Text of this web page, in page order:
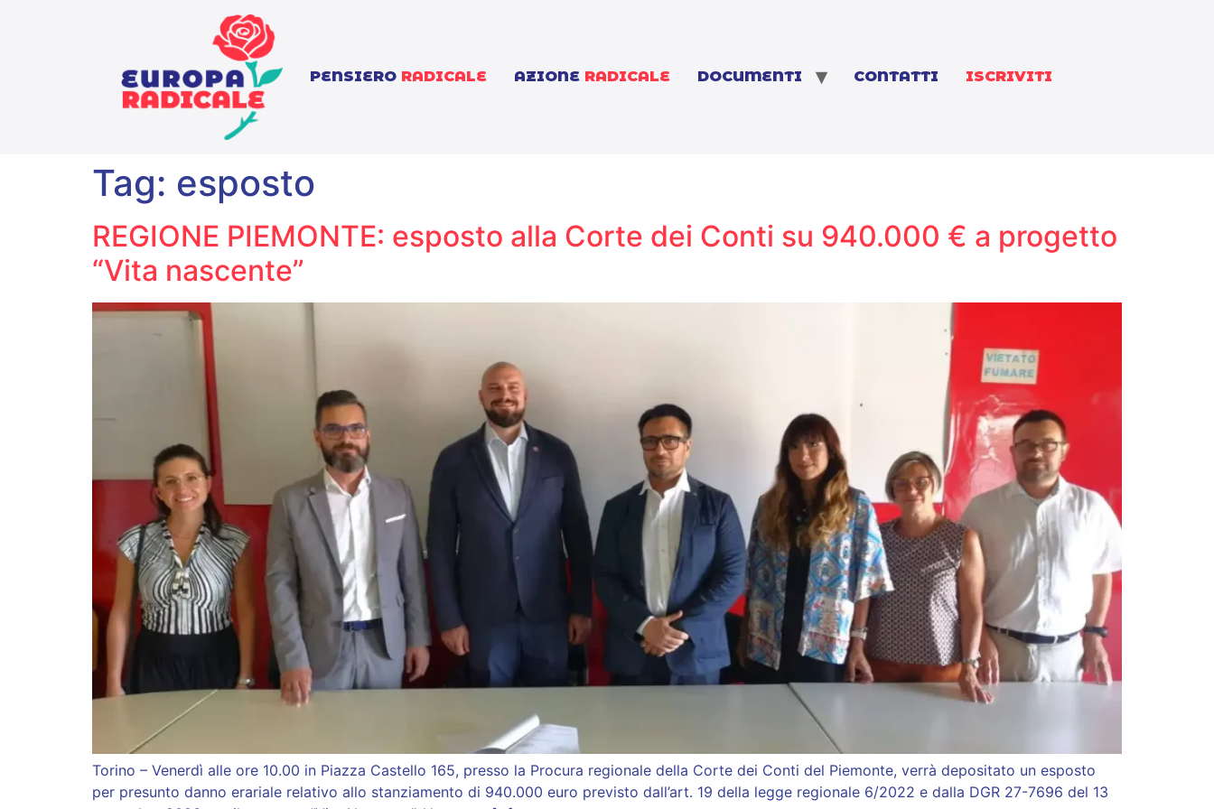
PENSIERO RADICALE AZIONE RADICALE DOCUMENTI CONTATTI ISCRIVITI
Tag: esposto
REGIONE PIEMONTE: esposto alla Corte dei Conti su 940.000 € a progetto
“Vita nascente”
Torino – Venerdì alle ore 10.00 in Piazza Castello 165, presso la Procura regionale della Corte dei Conti del Piemonte, verrà depositato un esposto
per presunto danno erariale relativo allo stanziamento di 940.000 euro previsto dall’art. 19 della legge regionale 6/2022 e dalla DGR 27-7696 del 13